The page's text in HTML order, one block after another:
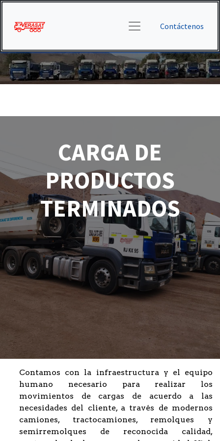
Contáctenos
CARGA DE
PRODUCTOS
TERMINADOS
Contamos con la infraestructura y el equipo
humano necesario para realizar los
movimientos de cargas de acuerdo a las
necesidades del cliente, a través de modernos
camiones, tractocamiones, remolques y
semirremolques de reconocida calidad,